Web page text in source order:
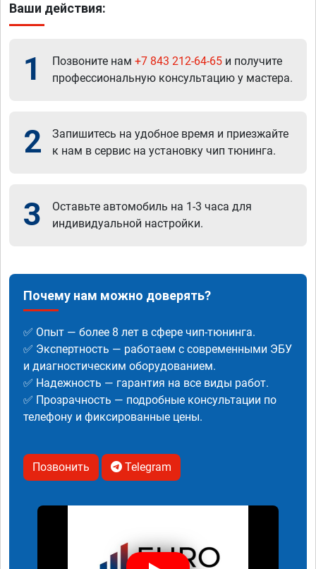
Ваши действия:
1 Позвоните нам +7 843 212-64-65 и получите
профессиональную консультацию у мастера.
2
Запишитесь на удобное время и приезжайте
к нам в сервис на установку чип тюнинга.
3
Оставьте автомобиль на 1-3 часа для
индивидуальной настройки.
Почему нам можно доверять?
✅ Опыт — более 8 лет в сфере чип-тюнинга.
✅ Экспертность — работаем с современными ЭБУ
и диагностическим оборудованием.
✅ Надежность — гарантия на все виды работ.
✅ Прозрачность — подробные консультации по
телефону и фиксированные цены.
Позвонить Telegram